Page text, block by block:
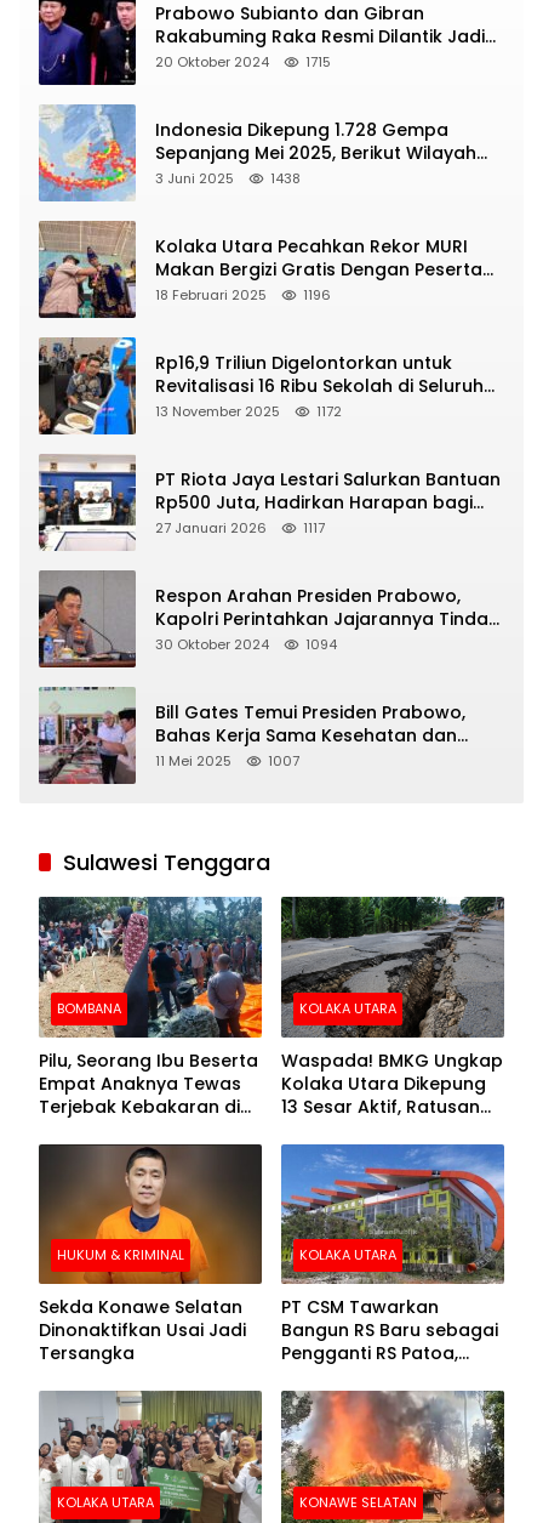
Prabowo Subianto dan Gibran
Rakabuming Raka Resmi Dilantik Jadi
Presiden dan Wapres RI
20 Oktober 2024 1715
Indonesia Dikepung 1.728 Gempa
Sepanjang Mei 2025, Berikut Wilayah
Yang Intens Diguncang!
3 Juni 2025 1438
Kolaka Utara Pecahkan Rekor MURI
Makan Bergizi Gratis Dengan Peserta
Terbanyak
18 Februari 2025 1196
Rp16,9 Triliun Digelontorkan untuk
Revitalisasi 16 Ribu Sekolah di Seluruh
Indonesia
13 November 2025 1172
PT Riota Jaya Lestari Salurkan Bantuan
Rp500 Juta, Hadirkan Harapan bagi
Korban Bencana di Sumatera
27 Januari 2026 1117
Respon Arahan Presiden Prabowo,
Kapolri Perintahkan Jajarannya Tindak
Tegas Pelaku Judi Online
30 Oktober 2024 1094
Bill Gates Temui Presiden Prabowo,
Bahas Kerja Sama Kesehatan dan
Program Makan Bergizi Gratis
11 Mei 2025 1007
Sulawesi Tenggara
BOMBANA
Pilu, Seorang Ibu Beserta
Empat Anaknya Tewas
Terjebak Kebakaran di
KOLAKA UTARA
Waspada! BMKG Ungkap
Kolaka Utara Dikepung
13 Sesar Aktif, Ratusan
HUKUM & KRIMINAL
Sekda Konawe Selatan
Dinonaktifkan Usai Jadi
Tersangka
KOLAKA UTARA
PT CSM Tawarkan
Bangun RS Baru sebagai
Pengganti RS Patoa,
Kolut
KOLAKA UTARA KONAWE SELATAN